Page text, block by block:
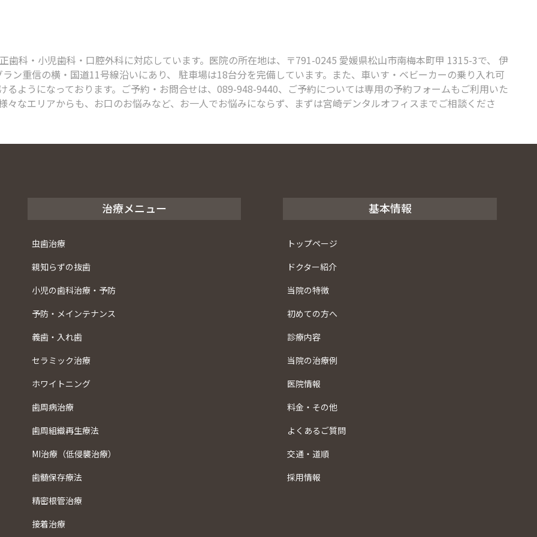
歯科・小児歯科・口腔外科に対応しています。医院の所在地は、〒791-0245 愛媛県松山市南梅本町甲 1315-3で、 伊
ン重信の横・国道11号線沿いにあり、 駐車場は18台分を完備しています。また、車いす・ベビーカーの乗り入れ可
ようになっております。ご予約・お問合せは、089-948-9440、ご予約については専用の予約フォームもご利用いた
なエリアからも、お口のお悩みなど、お一人でお悩みにならず、まずは宮崎デンタルオフィスまでご相談くださ
治療メニュー
虫歯治療
親知らずの抜歯
小児の歯科治療・予防
予防・メインテナンス
義歯・入れ歯
セラミック治療
ホワイトニング
歯周病治療
歯周組織再生療法
MI治療（低侵襲治療）
歯髄保存療法
精密根管治療
接着治療
基本情報
トップページ
ドクター紹介
当院の特徴
初めての方へ
診療内容
当院の治療例
医院情報
料金・その他
よくあるご質問
交通・道順
採用情報